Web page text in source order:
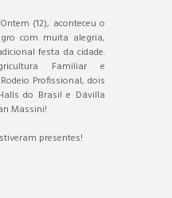
(12), aconteceu o
com muita alegria,
festa da cidade.
Familiar e
Profissional, dois
do Brasil e Dávilla
Massini!
presentes!